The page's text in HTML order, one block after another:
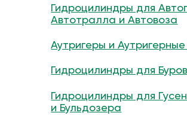
Гидроцилиндры для
Автотралла и Автовоза
Аутригеры и
Гидроцилиндры для
Гидроцилиндры для
и Бульдозера